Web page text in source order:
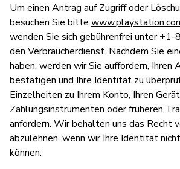
Um einen Antrag auf Zugriff oder
besuchen Sie bitte
wenden Sie sich gebührenfrei unter
den Verbraucherdienst. Nachdem Sie
haben, werden wir Sie auffordern, Ihren
bestätigen und Ihre Identität zu
Einzelheiten zu Ihrem Konto, Ihren
Zahlungsinstrumenten oder früheren
anfordern. Wir behalten uns das Recht
abzulehnen, wenn wir Ihre Identität
können.